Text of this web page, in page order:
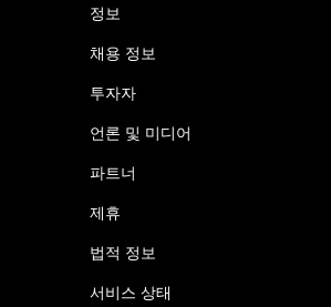
정보
채용 정보
투자자
언론 및 미디어
파트너
제휴
법적 정보
서비스 상태